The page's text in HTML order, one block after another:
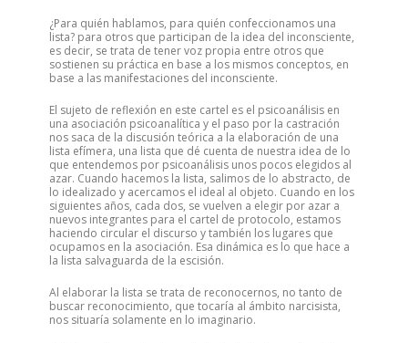
¿Para quién hablamos, para quién confeccionamos una
lista? para otros que participan de la idea del inconsciente,
es decir, se trata de tener voz propia entre otros que
sostienen su práctica en base a los mismos conceptos, en
base a las manifestaciones del inconsciente.
El sujeto de reflexión en este cartel es el psicoanálisis en
una asociación psicoanalítica y el paso por la castración
nos saca de la discusión teórica a la elaboración de una
lista efímera, una lista que dé cuenta de nuestra idea de lo
que entendemos por psicoanálisis unos pocos elegidos al
azar. Cuando hacemos la lista, salimos de lo abstracto, de
lo idealizado y acercamos el ideal al objeto. Cuando en los
siguientes años, cada dos, se vuelven a elegir por azar a
nuevos integrantes para el cartel de protocolo, estamos
haciendo circular el discurso y también los lugares que
ocupamos en la asociación. Esa dinámica es lo que hace a
la lista salvaguarda de la escisión.
Al elaborar la lista se trata de reconocernos, no tanto de
buscar reconocimiento, que tocaría al ámbito narcisista,
nos situaría solamente en lo imaginario.